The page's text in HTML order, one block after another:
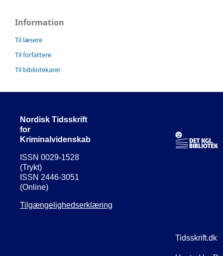
Information
Til læsere
Til forfattere
Til bibliotekarer
Nordisk Tidsskrift
for
Kriminalvidenskab
ISSN 0029-1528
(Trykt)
ISSN 2446-3051
(Online)
Tilgængelighedserklæring